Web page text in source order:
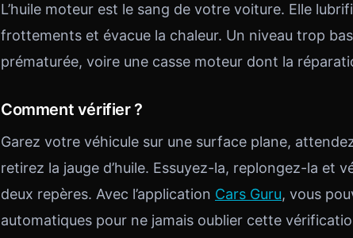
L’huile moteur est le sang de votre voiture. Elle
frottements et évacue la chaleur. Un niveau trop
prématurée, voire une casse moteur dont la
Comment vérifier ?
Garez votre véhicule sur une surface plane,
retirez la jauge d’huile. Essuyez-la, replongez-la et
deux repères. Avec l’application Cars Guru, vous
automatiques pour ne jamais oublier cette